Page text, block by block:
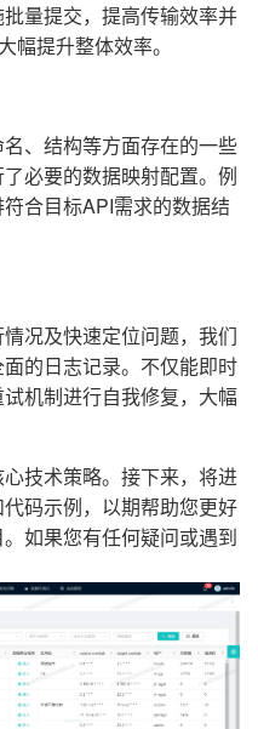
量提交，提高传输效率并
幅提升整体效率。
、结构等方面存在的一些
必要的数据映射配置。例
合目标API需求的数据结
况及快速定位问题，我们
的日志记录。不仅能即时
机制进行自我修复，大幅
技术策略。接下来，将进
码示例，以期帮助您更好
如果您有任何疑问或遇到